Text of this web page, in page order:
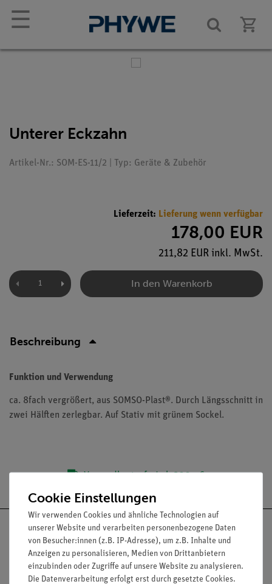
☰
Unterer Eckzahn
Artikel-Nr.: SOM-ES-11/2 | Typ: Geräte & Zubehör
Lieferzeit: Lieferung wenn verfügbar
178,00 EUR
211,82 EUR inkl. MwSt.
In den Warenkorb
Beschreibung
Funktion und Verwendung
ca. 8fach vergrößert, aus SOMSO-Plast®. Durch Längsschnitt in
zwei Hälften zerlegbar. Auf Stativ mit grünem Sockel.
Versandkostenfrei ab 300,- €
Nach oben
Cookie Einstellungen
Wir verwenden Cookies und ähnliche Technologien auf
unserer Website und verarbeiten personenbezogene Daten
von Besucher:innen (z.B. IP-Adresse), um z.B. Inhalte und
Anzeigen zu personalisieren, Medien von Drittanbietern
einzubinden oder Zugriffe auf unsere Website zu analysieren.
Die Datenverarbeitung erfolgt erst durch gesetzte Cookies.